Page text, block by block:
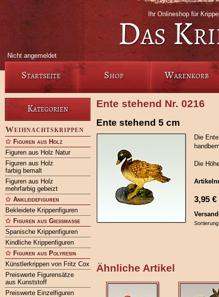
Ihr Onlineshop für
Das
Nicht angemeldet
Startseite Shop Warenkorb
Kategorien
Weihnachtskrippen
Figuren aus Holz
Figuren aus Holz Natur
Figuren aus Holz
farbig bemalt
Figuren aus Holz
mehrfarbig gebeizt
Ankleidefiguren
Bekleidete Krippenfiguren
Figuren aus Gießmasse
Spanische Krippenfiguren
Kindliche Krippenfiguren
Figuren aus Polyresin
Künstlerkrippen von Fritz Cox
Preiswerte Figurensätze
aus Kunststoff
Preiswerte Einzelfiguren
Ente stehend Nr. 0216
Ente stehend 5 cm
Die
Die
3,95 €
Ähnliche Artikel